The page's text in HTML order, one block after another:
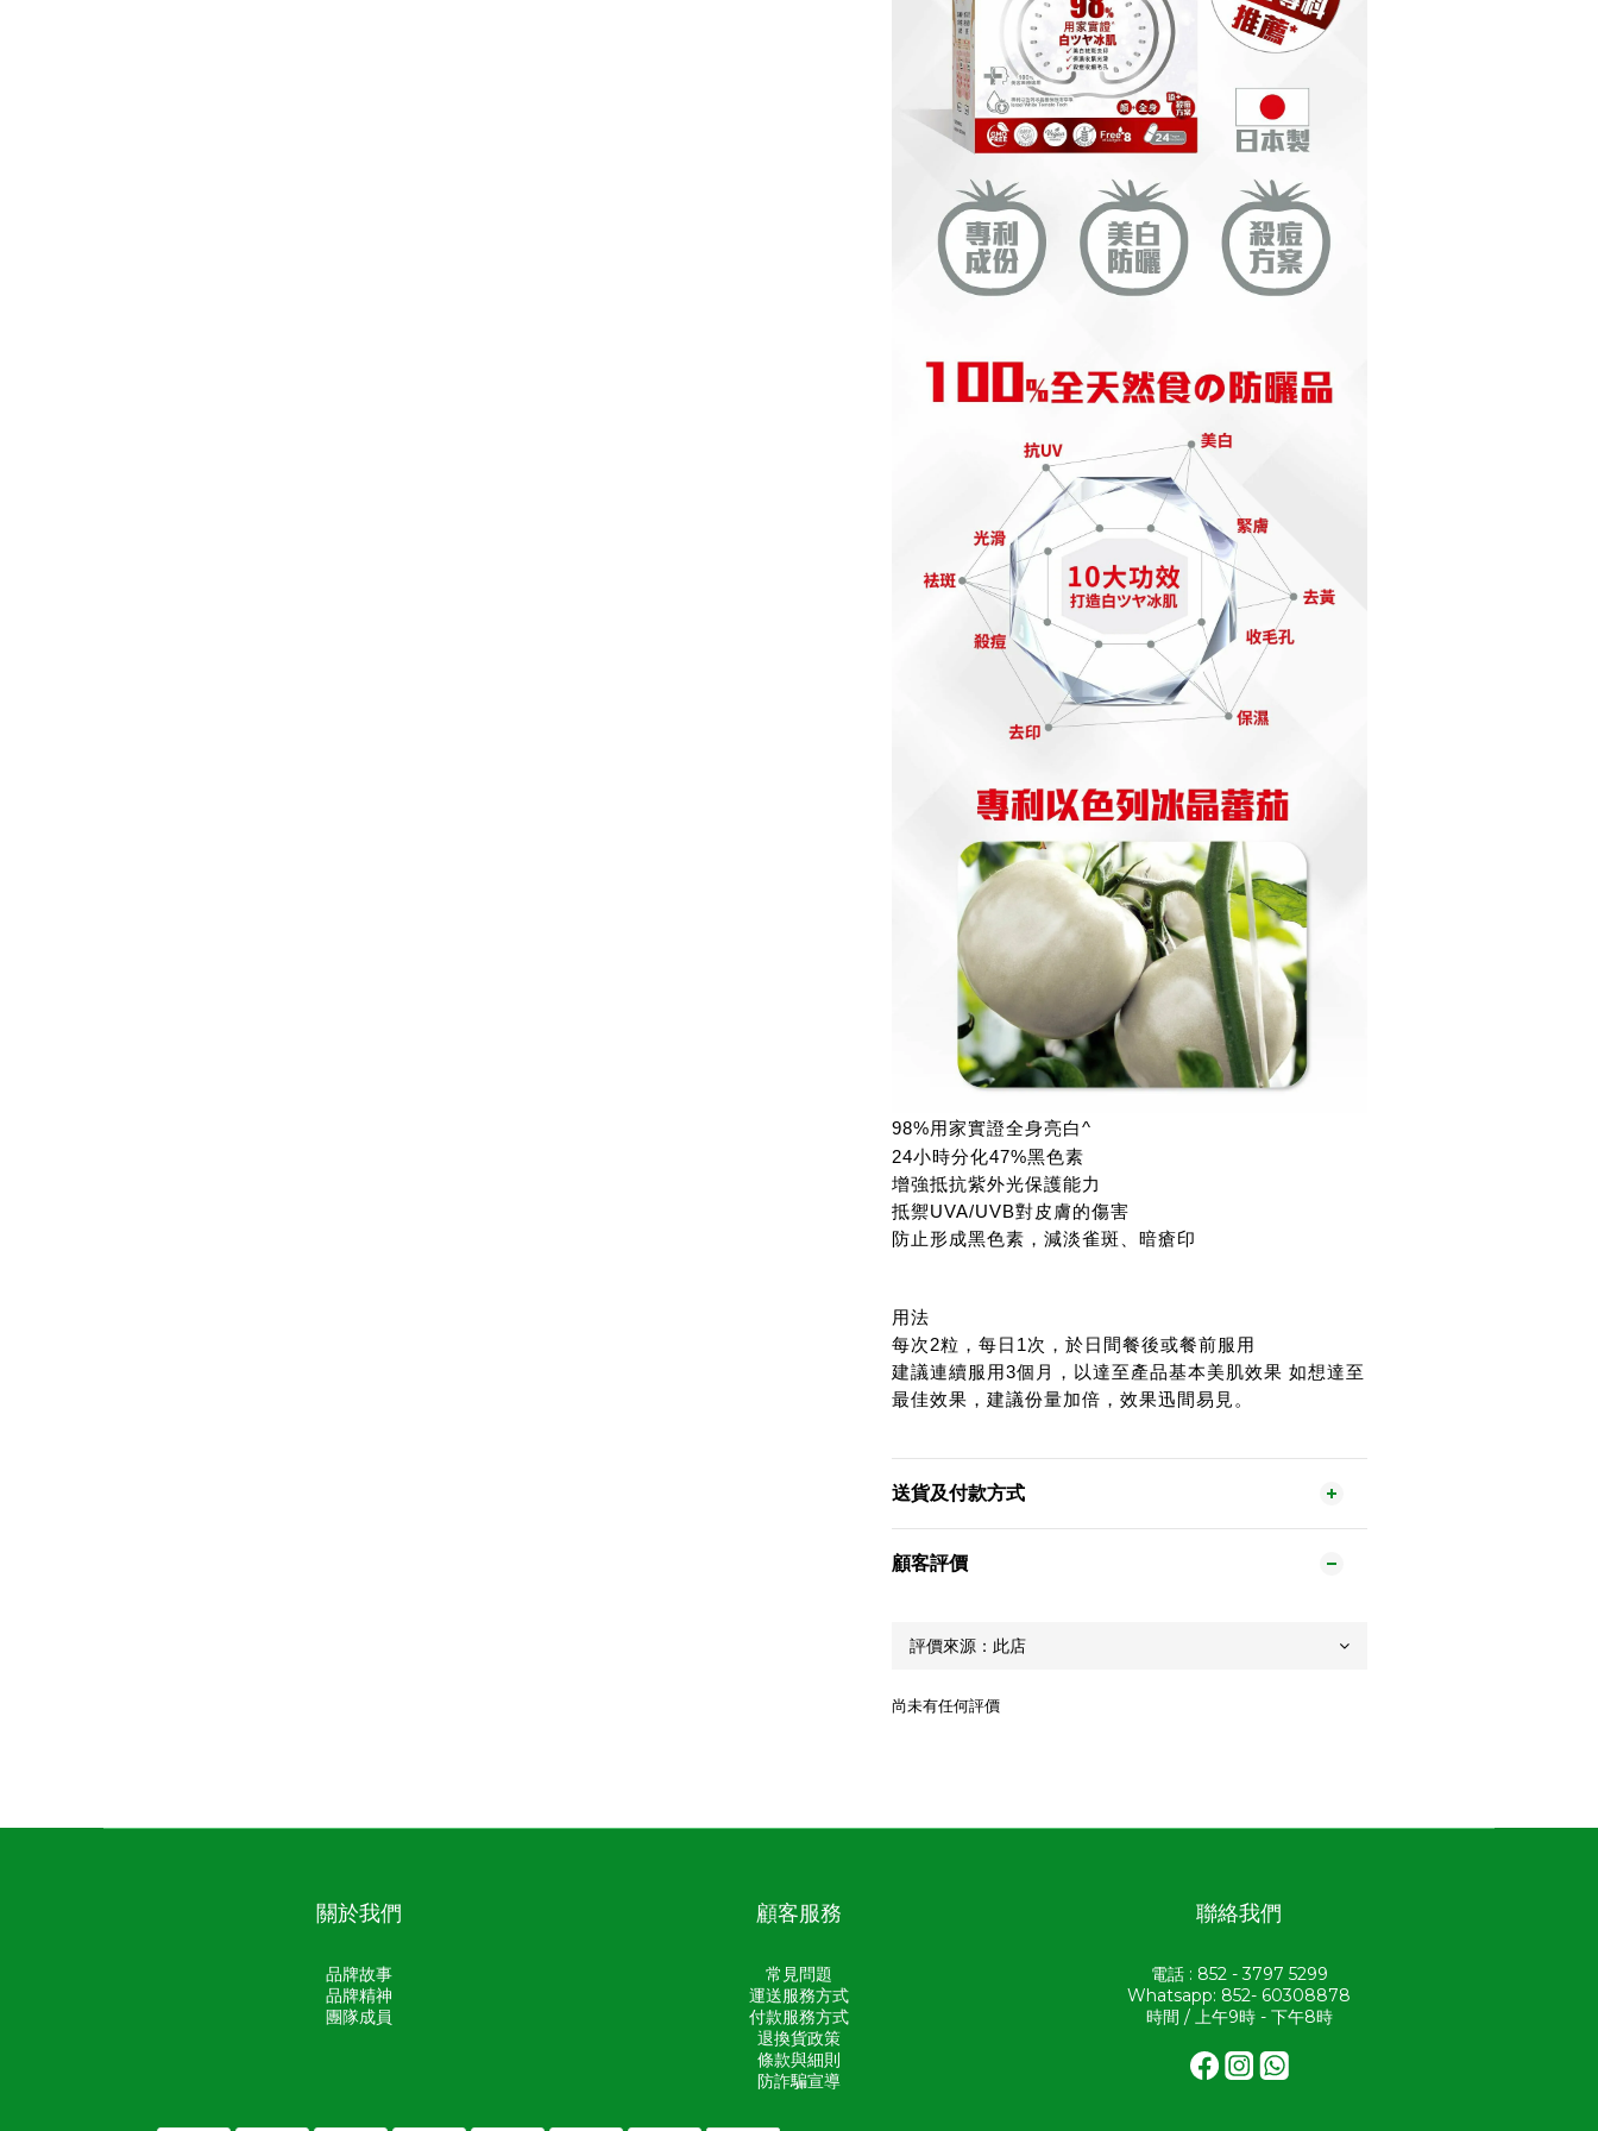
98%用家實證全身亮白^
24小時分化47%黑色素
增強抵抗紫外光保護能力
抵禦UVA/UVB對皮膚的傷害
防止形成黑色素，減淡雀斑、暗瘡印
用法
每次2粒，每日1次，於日間餐後或餐前服用
建議連續服用3個月，以達至產品基本美肌效果 如想達至
最佳效果，建議份量加倍，效果迅間易見。
送貨及付款方式
顧客評價
尚未有任何評價
關於我們
品牌故事
品牌精神
團隊成員
顧客服務
常見問題
運送服務方式
付款服務方式
退換貨政策
條款與細則
防詐騙宣導
聯絡我們
電話 : 852 - 3797 5299
Whatsapp: 852- 60308878
時間 / 上午9時 - 下午8時